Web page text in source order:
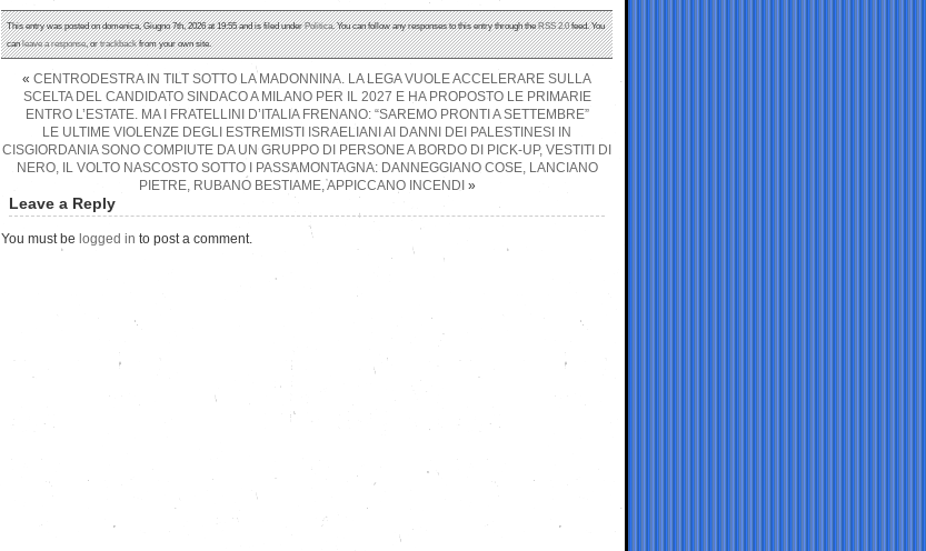
This entry was posted on domenica, Giugno 7th, 2026 at 19:55 and is filed underPolitica. You can follow any responses to this entry through theRSS 2.0feed. You
canleave a response, ortrackbackfrom your own site.
« CENTRODESTRA IN TILT SOTTO LA MADONNINA. LA LEGA VUOLE ACCELERARE SULLA
SCELTA DEL CANDIDATO SINDACO A MILANO PER IL 2027 E HA PROPOSTO LE PRIMARIE
ENTRO L’ESTATE. MA I FRATELLINI D’ITALIA FRENANO: “SAREMO PRONTI A SETTEMBRE”
LE ULTIME VIOLENZE DEGLI ESTREMISTI ISRAELIANI AI DANNI DEI PALESTINESI IN
CISGIORDANIA SONO COMPIUTE DA UN GRUPPO DI PERSONE A BORDO DI PICK-UP, VESTITI DI
NERO, IL VOLTO NASCOSTO SOTTO I PASSAMONTAGNA: DANNEGGIANO COSE, LANCIANO
PIETRE, RUBANO BESTIAME, APPICCANO INCENDI »
Leave a Reply
You must be logged in to post a comment.